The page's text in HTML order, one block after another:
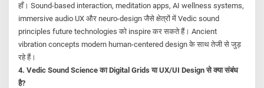
हाँ। Sound-based interaction, meditation apps, AI wellness systems,
immersive audio UX और neuro-design जैसे क्षेत्रों में Vedic sound
principles future technologies को inspire कर सकते हैं। Ancient
vibration concepts modern human-centered design के साथ तेजी से जुड़
रहे हैं।
4. Vedic Sound Science का Digital Grids या UX/UI Design से क्या संबंध
है?